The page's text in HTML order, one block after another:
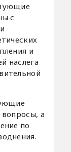
с
и
наслега
вопросы, а
по